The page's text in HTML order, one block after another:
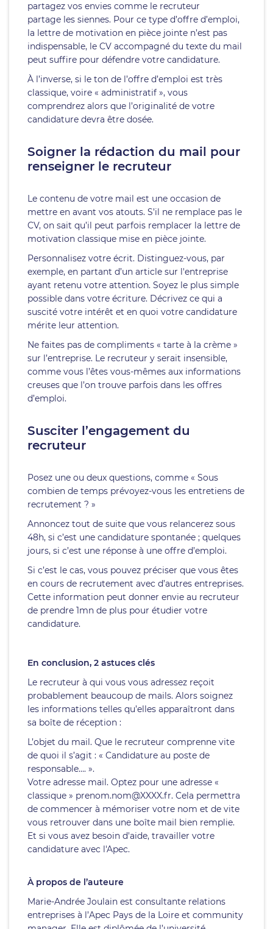
partagez vos envies comme le recruteur
partage les siennes. Pour ce type d’offre d’emploi,
la lettre de motivation en pièce jointe n’est pas
indispensable, le CV accompagné du texte du mail
peut suffire pour défendre votre candidature.
À l’inverse, si le ton de l’offre d’emploi est très
classique, voire « administratif », vous
comprendrez alors que l’originalité de votre
candidature devra être dosée.
Soigner la rédaction du mail pour
renseigner le recruteur
Le contenu de votre mail est une occasion de
mettre en avant vos atouts. S’il ne remplace pas le
CV, on sait qu’il peut parfois remplacer la lettre de
motivation classique mise en pièce jointe.
Personnalisez votre écrit. Distinguez-vous, par
exemple, en partant d’un article sur l'entreprise
ayant retenu votre attention. Soyez le plus simple
possible dans votre écriture. Décrivez ce qui a
suscité votre intérêt et en quoi votre candidature
mérite leur attention.
Ne faites pas de compliments « tarte à la crème »
sur l’entreprise. Le recruteur y serait insensible,
comme vous l’êtes vous-mêmes aux informations
creuses que l’on trouve parfois dans les offres
d’emploi.
Susciter l’engagement du
recruteur
Posez une ou deux questions, comme « Sous
combien de temps prévoyez-vous les entretiens de
recrutement ? »
Annoncez tout de suite que vous relancerez sous
48h, si c’est une candidature spontanée ; quelques
jours, si c’est une réponse à une offre d’emploi.
Si c’est le cas, vous pouvez préciser que vous êtes
en cours de recrutement avec d’autres entreprises.
Cette information peut donner envie au recruteur
de prendre 1mn de plus pour étudier votre
candidature.
En conclusion, 2 astuces clés
Le recruteur à qui vous vous adressez reçoit
probablement beaucoup de mails. Alors soignez
les informations telles qu’elles apparaîtront dans
sa boîte de réception :
L’objet du mail. Que le recruteur comprenne vite
de quoi il s’agit : « Candidature au poste de
responsable…. ».
Votre adresse mail. Optez pour une adresse «
classique » prenom.nom@XXXX.fr. Cela permettra
de commencer à mémoriser votre nom et de vite
vous retrouver dans une boîte mail bien remplie.
Et si vous avez besoin d'aide, travailler votre
candidature avec l'Apec.
À propos de l’auteure
Marie-Andrée Joulain est consultante relations
entreprises à l’Apec Pays de la Loire et community